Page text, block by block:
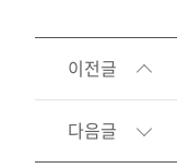
이전글
다음글